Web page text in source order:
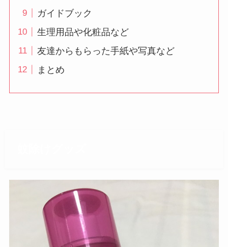
ガイドブック
生理用品や化粧品など
友達からもらった手紙や写真など
まとめ